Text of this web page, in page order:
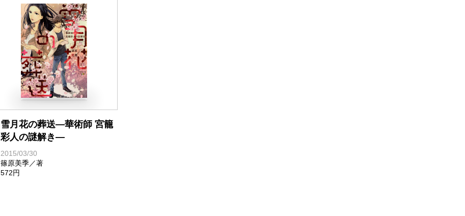
雪月花の葬送―華術師 宮籠
彩人の謎解き―
2015/03/30
篠原美季／著
572円